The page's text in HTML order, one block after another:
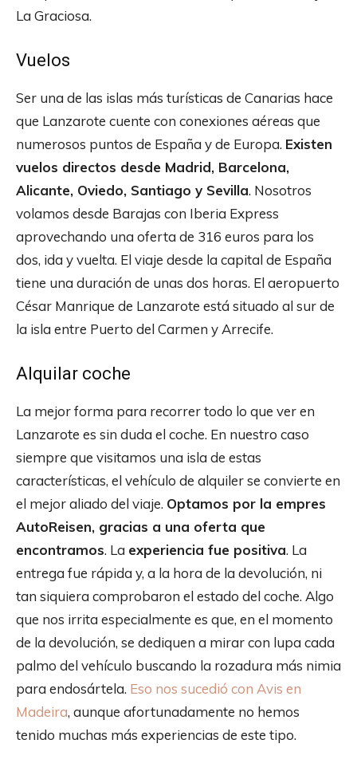
La Graciosa.
Vuelos
Ser una de las islas más turísticas de Canarias hace
que Lanzarote cuente con conexiones aéreas que
numerosos puntos de España y de Europa. Existen
vuelos directos desde Madrid, Barcelona,
Alicante, Oviedo, Santiago y Sevilla. Nosotros
volamos desde Barajas con Iberia Express
aprovechando una oferta de 316 euros para los
dos, ida y vuelta. El viaje desde la capital de España
tiene una duración de unas dos horas. El aeropuerto
César Manrique de Lanzarote está situado al sur de
la isla entre Puerto del Carmen y Arrecife.
Alquilar coche
La mejor forma para recorrer todo lo que ver en
Lanzarote es sin duda el coche. En nuestro caso
siempre que visitamos una isla de estas
características, el vehículo de alquiler se convierte en
el mejor aliado del viaje. Optamos por la empres
AutoReisen, gracias a una oferta que
encontramos. La experiencia fue positiva. La
entrega fue rápida y, a la hora de la devolución, ni
tan siquiera comprobaron el estado del coche. Algo
que nos irrita especialmente es que, en el momento
de la devolución, se dediquen a mirar con lupa cada
palmo del vehículo buscando la rozadura más nimia
para endosártela. Eso nos sucedió con Avis en
Madeira, aunque afortunadamente no hemos
tenido muchas más experiencias de este tipo.